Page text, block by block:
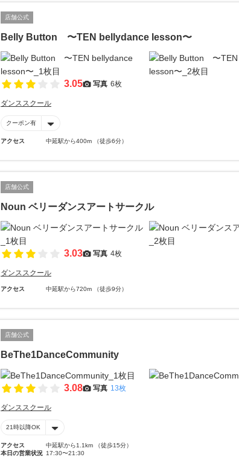
店舗公式
Belly Button 〜TEN bellydance lesson〜
3.05 写真 6枚
ダンススクール
クーポン有
アクセス 中延駅から400m （徒歩6分）
店舗公式
Noun ベリーダンスアートサークル
3.03 写真 4枚
ダンススクール
アクセス 中延駅から720m （徒歩9分）
店舗公式
BeThe1DanceCommunity
3.08 写真 13枚
ダンススクール
21時以降OK
アクセス
中延駅から1.1km （徒歩15分）
本日の営業状況 17:30〜21:30